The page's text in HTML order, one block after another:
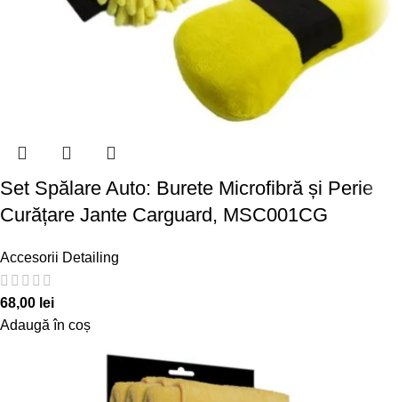
Set Spălare Auto: Burete Microfibră și Perie
Curățare Jante Carguard, MSC001CG
Accesorii Detailing
68,00 lei
Adaugă în coș